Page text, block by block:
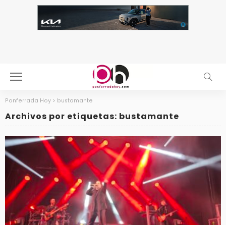
Ponferrada Hoy > bustamante
Archivos por etiquetas: bustamante